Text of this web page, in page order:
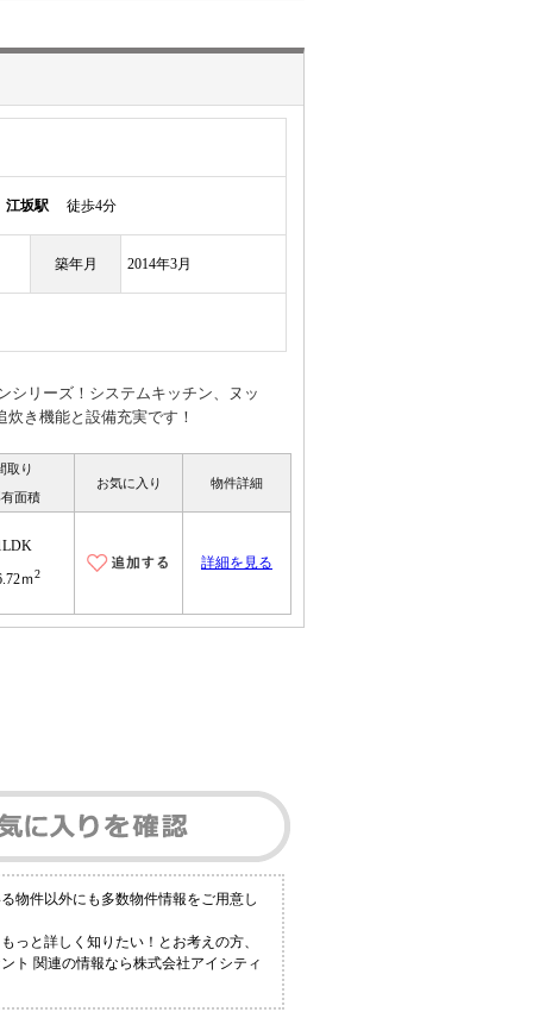
江坂駅 徒歩4分
築年月 2014年3月
シリーズ！システムキッチン、ヌッ
き機能と設備充実です！
取り
面積
お気に入り 物件詳細
ｍ2
詳細を見る
物件以外にも多数物件情報をご用意し
っと詳しく知りたい！とお考えの方、
ト 関連の情報なら株式会社アイシティ